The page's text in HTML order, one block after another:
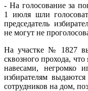
- На голосование за
1 июля шли
председатель
не могут не
На участке № 1827
сквозного прохода,
навесами, негромко
избирателям
сотрудников на дом,